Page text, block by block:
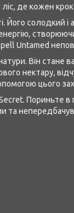
де кожен
солодкий і
Untamed
Він стане
нектару,
цього
Пориньте в
та